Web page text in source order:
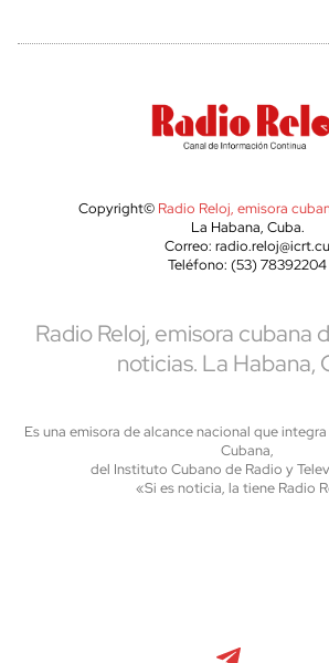
Copyright© Radio Reloj, emisora
La Habana, Cuba.
Correo: radio.reloj@icrt.cu
Teléfono: (53) 78392204
Radio Reloj, emisora cubana
noticias. La Habana,
Es una emisora de alcance nacional que
Cubana,
del Instituto Cubano de Radio y
«Si es noticia, la tiene Radio